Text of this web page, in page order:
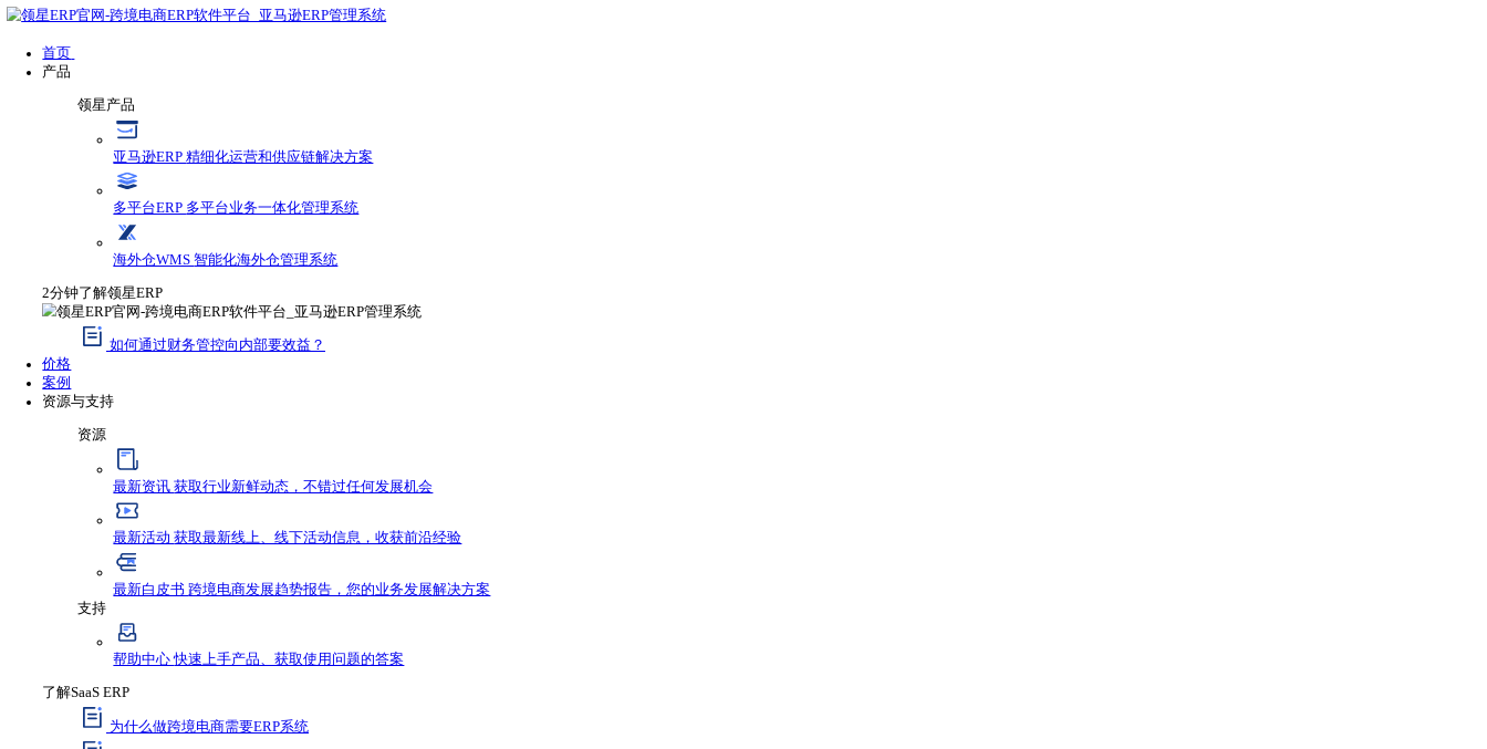
首页
领星产品
亚马逊ERP 精细化运营和供应链解决方案
多平台ERP多平台业务一体化管理系统
海外仓WMS智能化海外仓管理系统
2分钟了解领星ERP
资源与支持
资源
最新活动获取最新线上、线下活动信息，收获前沿经验
最新白皮书跨境电商发展趋势报告，您的业务发展解决方案